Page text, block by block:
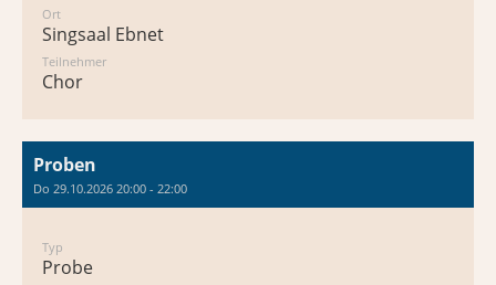
Ort
Singsaal Ebnet
Teilnehmer
Chor
Proben
Do 29.10.2026 20:00 - 22:00
Typ
Probe